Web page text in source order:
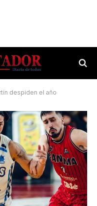
despiden el año